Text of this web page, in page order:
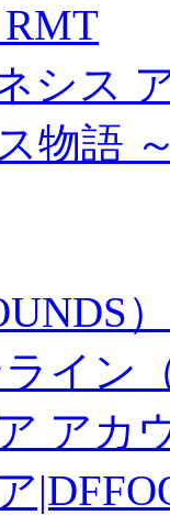
シス
物語
イン
アカ